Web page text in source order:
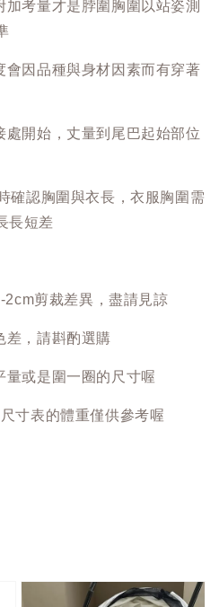
考量才是脖圍胸圍以站姿測
會因品種與身材因素而有穿著
處開始，丈量到尾巴起始部位
確認胸圍與衣長，衣服胸圍需
長短差
剪裁差異，盡請見諒
差，請斟酌選購
量或是圍一圈的尺寸喔
寸表的體重僅供參考喔